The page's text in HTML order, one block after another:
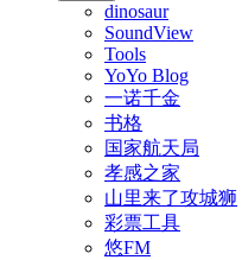
dinosaur
SoundView
Tools
YoYo Blog
一诺千金
书格
国家航天局
孝感之家
山里来了攻城狮
彩票工具
悠FM